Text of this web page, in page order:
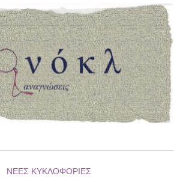
ΝΈΕΣ ΚΥΚΛΟΦΟΡΊΕΣ